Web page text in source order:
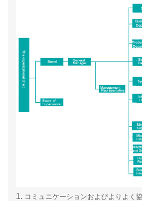
1. コミュニケーションおよびよりよく協